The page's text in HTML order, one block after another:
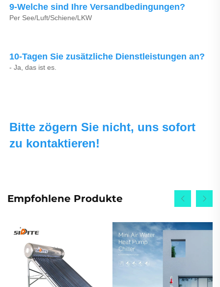
9-Welche sind Ihre Versandbedingungen?
Per See/Luft/Schiene/LKW
10-Tagen Sie zusätzliche Dienstleistungen an?
- Ja, das ist es.
Bitte zögern Sie nicht, uns sofort
zu kontaktieren!
Empfohlene Produkte